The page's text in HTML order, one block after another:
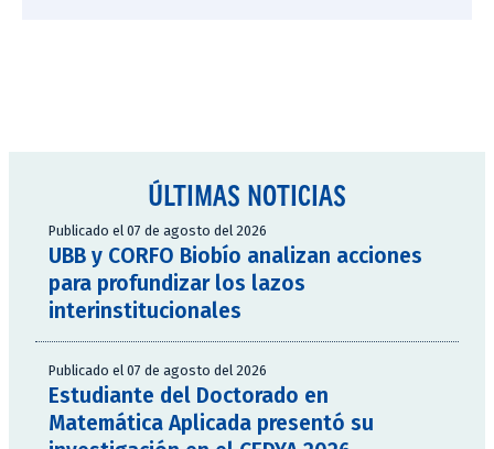
ÚLTIMAS NOTICIAS
Publicado el 07 de agosto del 2026
UBB y CORFO Biobío analizan acciones
para profundizar los lazos
interinstitucionales
Publicado el 07 de agosto del 2026
Estudiante del Doctorado en
Matemática Aplicada presentó su